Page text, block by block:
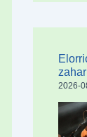
2026-